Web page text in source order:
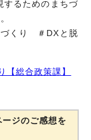
するためのまちづ
づくり ＃DXと脱
【総合政策課】
ジのご感想を